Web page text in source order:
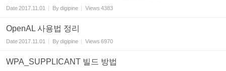
Date2017.11.01 Bydigipine Views 4383
OpenAL 사용법 정리
Date2017.11.01 Bydigipine Views 6970
WPA_SUPPLICANT 빌드 방법